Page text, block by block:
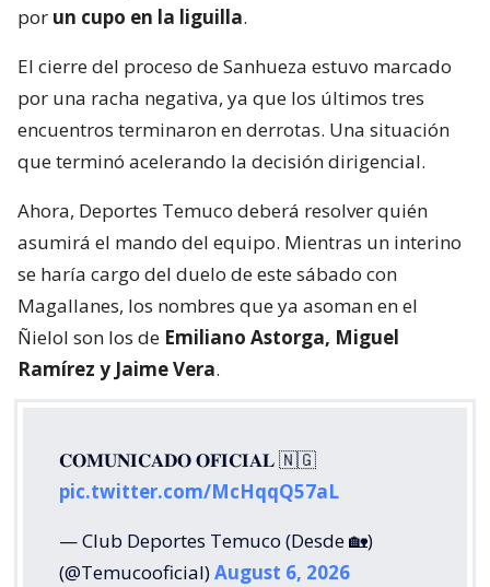
por un cupo en la liguilla.
El cierre del proceso de Sanhueza estuvo marcado
por una racha negativa, ya que los últimos tres
encuentros terminaron en derrotas. Una situación
que terminó acelerando la decisión dirigencial.
Ahora, Deportes Temuco deberá resolver quién
asumirá el mando del equipo. Mientras un interino
se haría cargo del duelo de este sábado con
Magallanes, los nombres que ya asoman en el
Ñielol son los de Emiliano Astorga, Miguel
Ramírez y Jaime Vera.
𝐂𝐎𝐌𝐔𝐍𝐈𝐂𝐀𝐃𝐎 𝐎𝐅𝐈𝐂𝐈𝐀𝐋 🇳🇬
pic.twitter.com/McHqqQ57aL
— Club Deportes Temuco (Desde 🏡)
(@Temucooficial)August 6, 2026